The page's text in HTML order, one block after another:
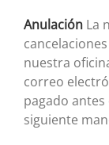
Anulación La
nuestra
correo
pagado antes
siguiente